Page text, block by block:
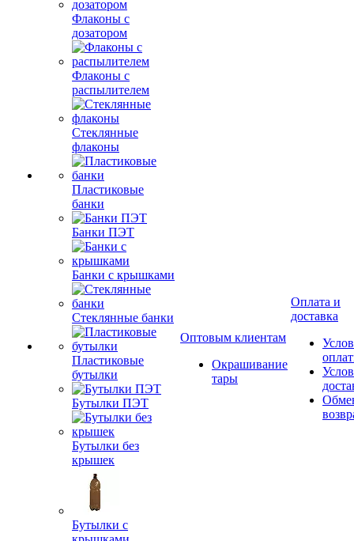
Флаконы с
дозатором
Флаконы с
распылителем
Стеклянные
флаконы
Пластиковые
банки
Банки ПЭТ
Банки с крышками
Стеклянные банки
Пластиковые
бутылки
Бутылки ПЭТ
Бутылки без
крышек
Бутылки с
Оптовым клиентам
Окрашивание
тары
Оплата и
доставка